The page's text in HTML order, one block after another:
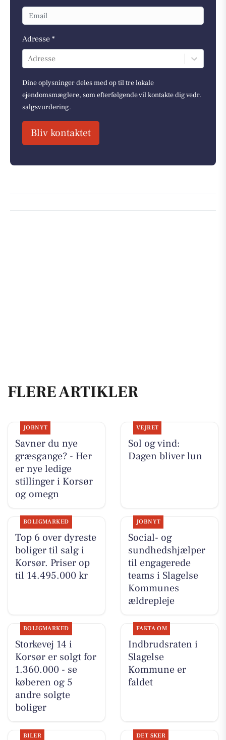
Adresse *
Adresse
Dine oplysninger deles med op til tre lokale
ejendomsmæglere, som efterfølgende vil kontakte dig vedr.
salgsvurdering.
Bliv kontaktet
FLERE ARTIKLER
JOBNYT
Savner du nye
græsgange? - Her
er nye ledige
stillinger i Korsør
og omegn
VEJRET
Sol og vind:
Dagen bliver lun
BOLIGMARKED
Top 6 over dyreste
boliger til salg i
Korsør. Priser op
til 14.495.000 kr
JOBNYT
Social- og
sundhedshjælper
til engagerede
teams i Slagelse
Kommunes
ældrepleje
BOLIGMARKED
Storkevej 14 i
Korsør er solgt for
1.360.000 - se
køberen og 5
andre solgte
boliger
FAKTA OM
Indbrudsraten i
Slagelse
Kommune er
faldet
BILER DET SKER